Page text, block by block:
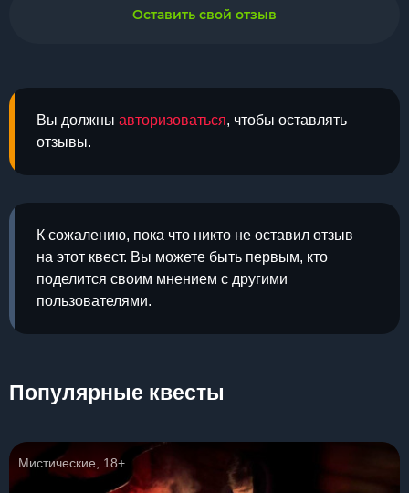
Вы должны авторизоваться, чтобы оставлять
отзывы.
К сожалению, пока что никто не оставил отзыв
на этот квест. Вы можете быть первым, кто
поделится своим мнением с другими
пользователями.
Оставить свой отзыв
Популярные квесты
Мистические, 18+